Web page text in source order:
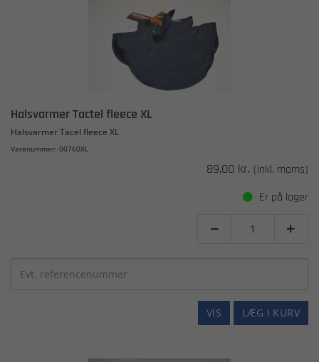
Halsvarmer Tactel fleece XL
Halsvarmer Tacel fleece XL
Varenummer: 00760XL
89,00 kr. (inkl. moms)
Er på lager
 
LÆG I KURV
VIS